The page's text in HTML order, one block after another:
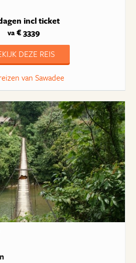
incl ticket
va€ 3339
DEZE REIS
van Sawadee